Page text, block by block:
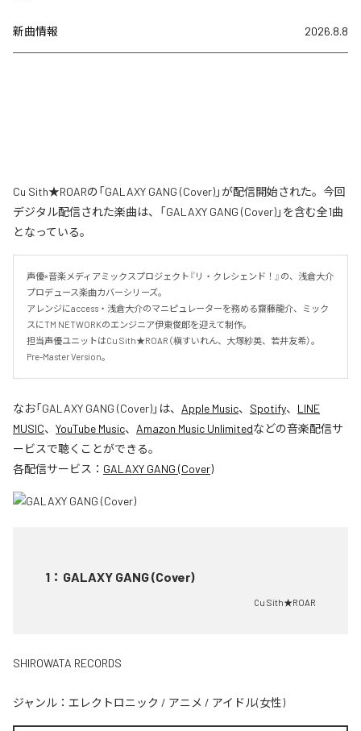
新曲情報 2026.8.8
Cu Sith★ROARの「GALAXY GANG (Cover)」が配信開始された。今回
デジタル配信された楽曲は、「GALAXY GANG (Cover)」を含む全1曲
となっている。
声優×音楽メディアミックスプロジェクト『リ・クレシェンド！』の、浅倉大介
プロデュース楽曲カバーシリーズ。
アレンジにaccess・浅倉大介のマニピュレーターを務める齋藤龍介、ミック
スにTM NETWORKのエンジニア伊東俊郎を迎えて制作。
担当声優ユニットはCu Sith★ROAR（槇すいれん、大塚紗英、若井友希）。
Pre-Master Version。
なお「GALAXY GANG (Cover)」は、 Apple Music、 Spotify、 LINE
MUSIC、 YouTube Music、 Amazon Music Unlimitedなどの音楽配信サ
ービスで聴くことができる。
各配信サービス： GALAXY GANG (Cover)
1 ： GALAXY GANG (Cover)
Cu Sith★ROAR
SHIROWATA RECORDS
ジャンル： エレクトロニック / アニメ / アイドル(女性)